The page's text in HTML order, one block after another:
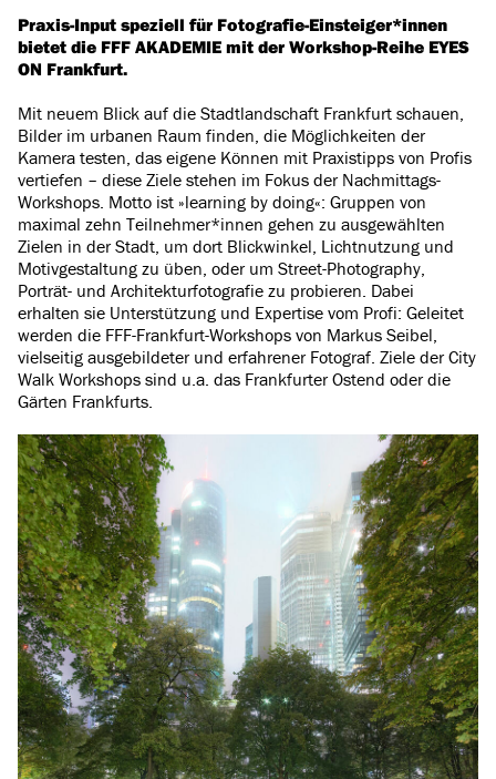
Praxis-Input speziell für Fotografie-Einsteiger*innen
bietet die FFF AKADEMIE mit der Workshop-Reihe EYES
ON Frankfurt.
Mit neuem Blick auf die Stadtlandschaft Frankfurt schauen,
Bilder im urbanen Raum finden, die Möglichkeiten der
Kamera testen, das eigene Können mit Praxistipps von Profis
vertiefen – diese Ziele stehen im Fokus der Nachmittags-
Workshops. Motto ist »learning by doing«: Gruppen von
maximal zehn Teilnehmer*innen gehen zu ausgewählten
Zielen in der Stadt, um dort Blickwinkel, Lichtnutzung und
Motivgestaltung zu üben, oder um Street-Photography,
Porträt- und Architekturfotografie zu probieren. Dabei
erhalten sie Unterstützung und Expertise vom Profi: Geleitet
werden die FFF-Frankfurt-Workshops von Markus Seibel,
vielseitig ausgebildeter und erfahrener Fotograf. Ziele der City
Walk Workshops sind u.a. das Frankfurter Ostend oder die
Gärten Frankfurts.